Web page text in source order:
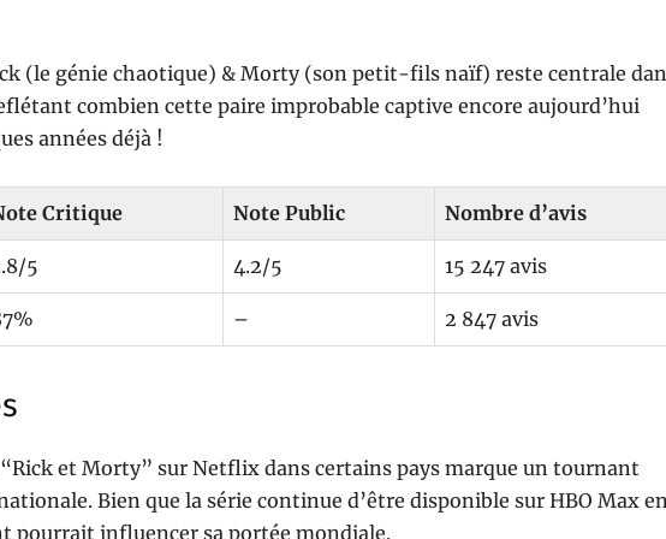
(le génie chaotique) & Morty (son petit-fils naïf) reste centrale
combien cette paire improbable captive encore aujourd’hui
années déjà !
Critique Note Public Nombre d’avis
5 4.2/5 15 247 avis
– 2 847 avis
et Morty” sur Netflix dans certains pays marque un tournant
Bien que la série continue d’être disponible sur HBO Max
pourrait influencer sa portée mondiale.